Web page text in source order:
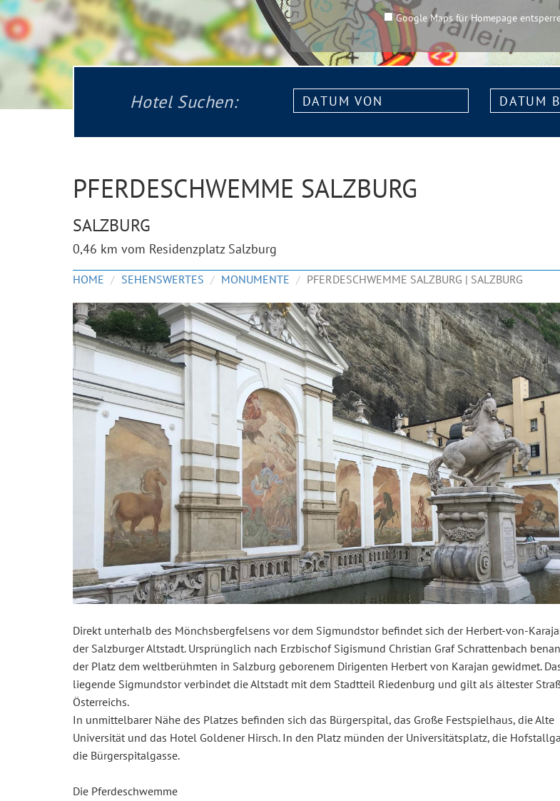
Google Maps für Homepage
Hotel Suchen:
Datum
von:
Datum
bis:
PFERDESCHWEMME SALZBURG
SALZBURG
0,46 km vom Residenzplatz Salzburg
HOME SEHENSWERTES MONUMENTE PFERDESCHWEMME SALZBURG | SALZBURG
Direkt unterhalb des Mönchsbergfelsens vor dem Sigmundstor befindet sich der Herbert-von-
der Salzburger Altstadt. Ursprünglich nach Erzbischof Sigismund Christian Graf Schrattenbach
der Platz dem weltberühmten in Salzburg geborenem Dirigenten Herbert von Karajan gewidmet.
liegende Sigmundstor verbindet die Altstadt mit dem Stadtteil Riedenburg und gilt als ältester
Österreichs.
In unmittelbarer Nähe des Platzes befinden sich das Bürgerspital, das Große Festspielhaus, die Alte
Universität und das Hotel Goldener Hirsch. In den Platz münden der Universitätsplatz, die
die Bürgerspitalgasse.
Die Pferdeschwemme